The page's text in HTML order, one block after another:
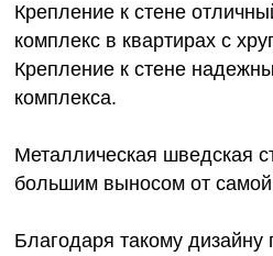
Крепление к стене
комплекс в квартирах с
Крепление к стене
комплекса.
Металлическая шведская
большим выносом от самой
Благодаря такому дизайну